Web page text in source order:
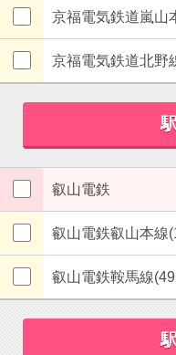
京福電気鉄道嵐山
京福電気鉄道北野
叡山電鉄
叡山電鉄叡山本線
叡山電鉄鞍馬線